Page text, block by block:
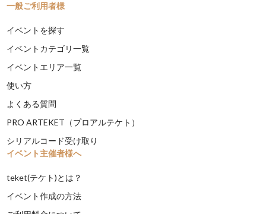
一般ご利用者様
イベントを探す
イベントカテゴリ一覧
イベントエリア一覧
使い方
よくある質問
PRO ARTEKET（プロアルテケト）
シリアルコード受け取り
イベント主催者様へ
teket(テケト)とは？
イベント作成の方法